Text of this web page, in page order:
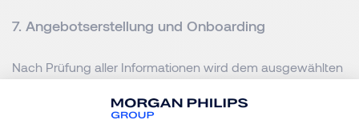
7. Angebotserstellung und Onboarding
Nach Prüfung aller Informationen wird dem ausgewählten
Onboarding unterstützt die erfolgreiche Integration und